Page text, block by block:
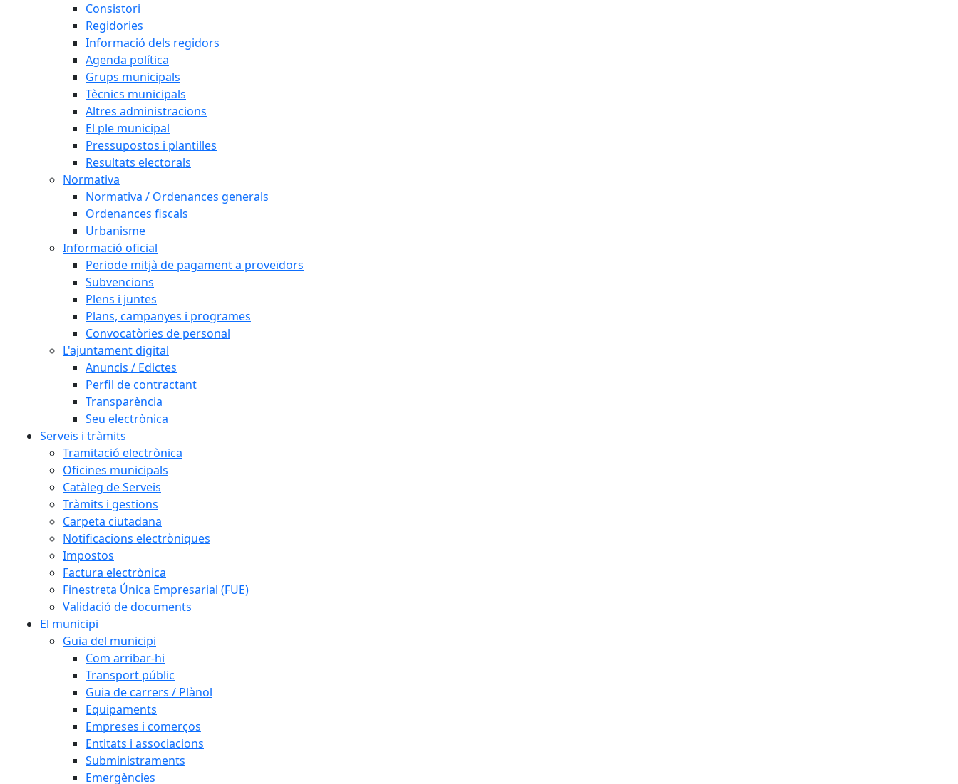
Consistori
Regidories
Informació dels regidors
Agenda política
Grups municipals
Tècnics municipals
Altres administracions
El ple municipal
Pressupostos i plantilles
Resultats electorals
Normativa
Normativa / Ordenances generals
Ordenances fiscals
Urbanisme
Informació oficial
Periode mitjà de pagament a proveïdors
Subvencions
Plens i juntes
Plans, campanyes i programes
Convocatòries de personal
L'ajuntament digital
Anuncis / Edictes
Perfil de contractant
Transparència
Seu electrònica
Serveis i tràmits
Tramitació electrònica
Oficines municipals
Catàleg de Serveis
Tràmits i gestions
Carpeta ciutadana
Notificacions electròniques
Impostos
Factura electrònica
Finestreta Única Empresarial (FUE)
Validació de documents
El municipi
Guia del municipi
Com arribar-hi
Transport públic
Guia de carrers / Plànol
Equipaments
Empreses i comerços
Entitats i associacions
Subministraments
Emergències